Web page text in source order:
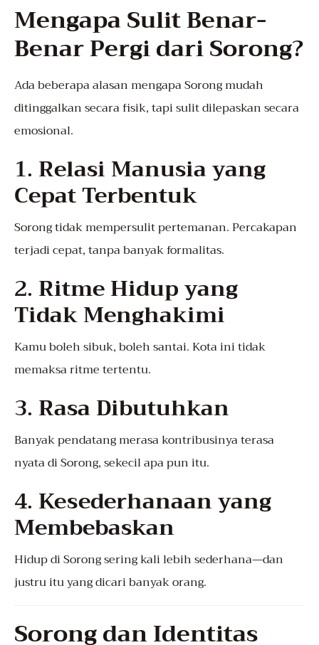
Mengapa Sulit Benar-
Benar Pergi dari Sorong?
Ada beberapa alasan mengapa Sorong mudah
ditinggalkan secara fisik, tapi sulit dilepaskan secara
emosional.
1. Relasi Manusia yang
Cepat Terbentuk
Sorong tidak mempersulit pertemanan. Percakapan
terjadi cepat, tanpa banyak formalitas.
2. Ritme Hidup yang
Tidak Menghakimi
Kamu boleh sibuk, boleh santai. Kota ini tidak
memaksa ritme tertentu.
3. Rasa Dibutuhkan
Banyak pendatang merasa kontribusinya terasa
nyata di Sorong, sekecil apa pun itu.
4. Kesederhanaan yang
Membebaskan
Hidup di Sorong sering kali lebih sederhana—dan
justru itu yang dicari banyak orang.
Sorong dan Identitas